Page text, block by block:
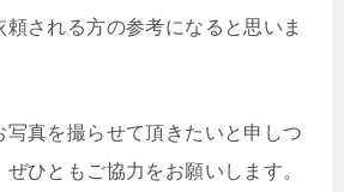
頼される方の参考になると思いま
真を撮らせて頂きたいと申しつ
ひともご協力をお願いします。